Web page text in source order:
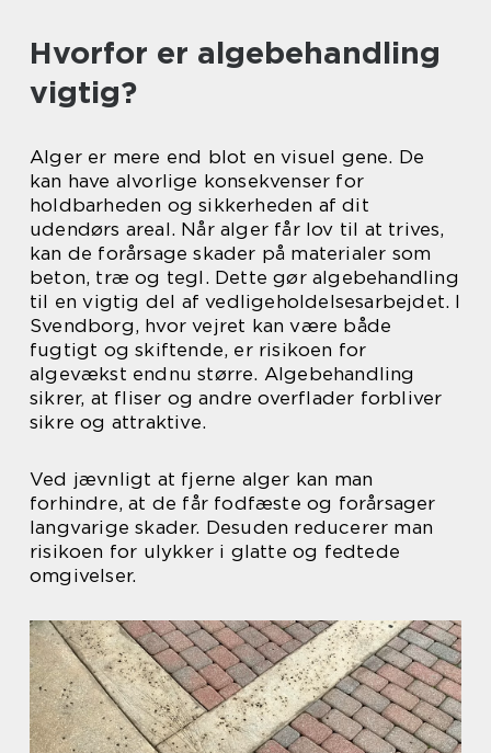
Hvorfor er algebehandling
vigtig?
Alger er mere end blot en visuel gene. De
kan have alvorlige konsekvenser for
holdbarheden og sikkerheden af dit
udendørs areal. Når alger får lov til at trives,
kan de forårsage skader på materialer som
beton, træ og tegl. Dette gør algebehandling
til en vigtig del af vedligeholdelsesarbejdet. I
Svendborg, hvor vejret kan være både
fugtigt og skiftende, er risikoen for
algevækst endnu større. Algebehandling
sikrer, at fliser og andre overflader forbliver
sikre og attraktive.
Ved jævnligt at fjerne alger kan man
forhindre, at de får fodfæste og forårsager
langvarige skader. Desuden reducerer man
risikoen for ulykker i glatte og fedtede
omgivelser.